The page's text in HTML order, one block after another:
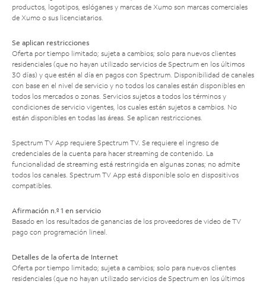
productos, logotipos, eslóganes y marcas de Xumo son marcas comerciales
de Xumo o sus licenciatarios.
Se aplican restricciones
Oferta por tiempo limitado; sujeta a cambios; solo para nuevos clientes
residenciales (que no hayan utilizado servicios de Spectrum en los últimos
30 días) y que estén al día en pagos con Spectrum. Disponibilidad de canales
con base en el nivel de servicio y no todos los canales están disponibles en
todos los mercados o zonas. Servicios sujetos a todos los términos y
condiciones de servicio vigentes, los cuales están sujetos a cambios. No
están disponibles en todas las áreas. Se aplican restricciones.
Spectrum TV App requiere Spectrum TV. Se requiere el ingreso de
credenciales de la cuenta para hacer streaming de contenido. La
funcionalidad de streaming está restringida en algunas zonas; no admite
todos los canales. Spectrum TV App está disponible solo en dispositivos
compatibles.
Afirmación n.º 1 en servicio
Basado en los resultados de ganancias de los proveedores de video de TV
pago con programación lineal.
Detalles de la oferta de Internet
Oferta por tiempo limitado; sujeta a cambios; solo para nuevos clientes
residenciales (que no hayan utilizado servicios de Spectrum en los últimos